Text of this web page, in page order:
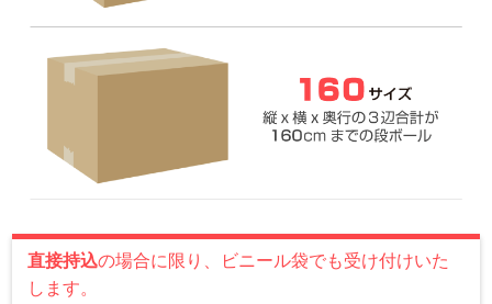
直接持込の場合に限り、ビニール袋でも受け付けいた
します。